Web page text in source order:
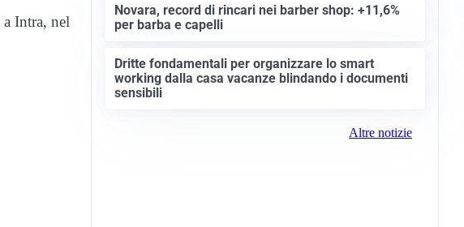
Intra, nel
Novara, record di rincari nei barber shop: +11,6%
per barba e capelli
Dritte fondamentali per organizzare lo smart
working dalla casa vacanze blindando i documenti
sensibili
Altre notizie